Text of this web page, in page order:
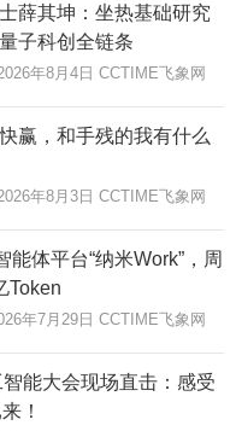
薛其坤：坐热基础研究
子科创全链条
年8月4日 CCTIME飞象网
赢，和手残的我有什么
年8月3日 CCTIME飞象网
能体平台“纳米Work”，周
Token
年7月29日 CCTIME飞象网
能大会现场直击：感受
！